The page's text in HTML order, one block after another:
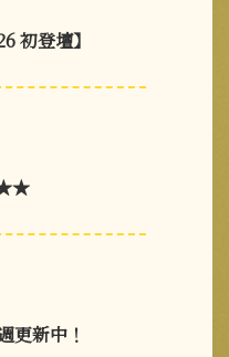
初登壇】
★★
更新中！